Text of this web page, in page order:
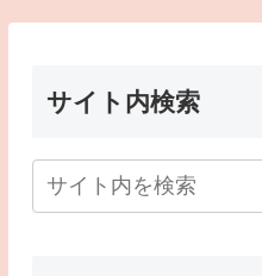
サイト内検索